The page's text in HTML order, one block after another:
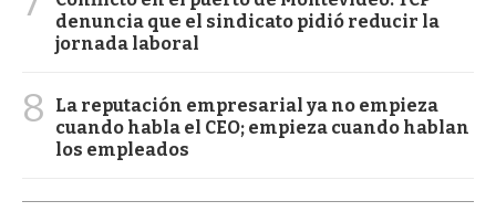
denuncia que el sindicato pidió reducir la
jornada laboral
8
La reputación empresarial ya no empieza
cuando habla el CEO; empieza cuando hablan
los empleados